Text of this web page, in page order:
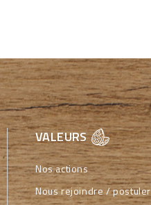
VALEURS
Nos actions
Nous rejoindre / postuler